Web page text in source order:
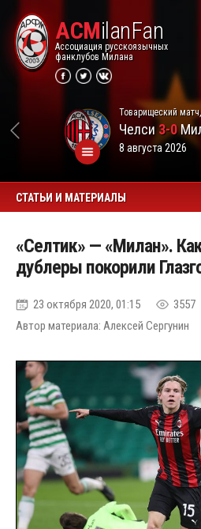
ACMilanFan
Ассоциация русскоязычных
фанклубов Милана
Товарищеский
Челси3-0
8 августа 2026
СТАТЬИ И МАТЕРИАЛЫ
«Селтик» — «Милан».
дублеры покорили
23 октября 2020, 01:15
3557
Автор материала: Алексей Сергунин